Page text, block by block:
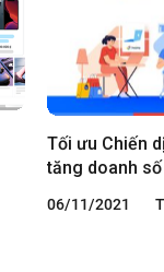
Tối ưu Chiến
tăng doanh
06/11/2021